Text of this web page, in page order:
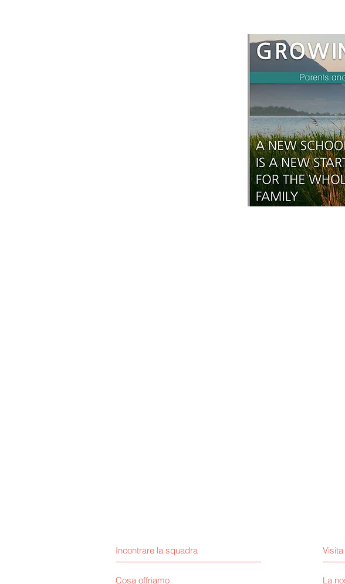
Incontrare la squadra
Cosa offriamo La